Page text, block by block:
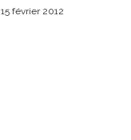
15 février 2012